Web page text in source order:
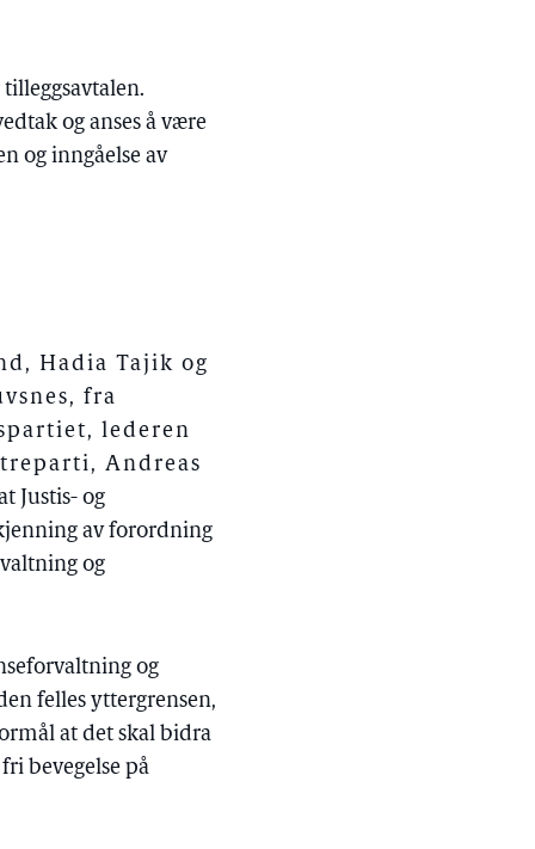
og anses å være
og inngåelse av
Hadia Tajik og
fra
lederen
Andreas
Justis- og
av forordning
og
og
felles yttergrensen,
at det skal bidra
bevegelse på